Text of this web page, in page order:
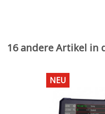
16 andere Artikel in
NEU